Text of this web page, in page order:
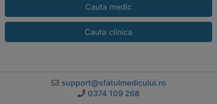
Cauta medic
Cauta clinica
support@sfatulmedicului.ro
0374 109 268